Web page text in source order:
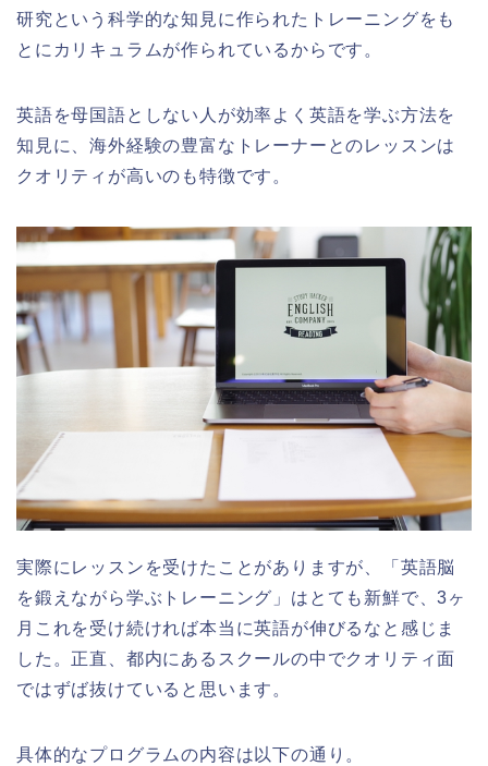
研究という科学的な知見に作られたトレーニングをも
とにカリキュラムが作られているからです。
英語を母国語としない人が効率よく英語を学ぶ方法を
知見に、海外経験の豊富なトレーナーとのレッスンは
クオリティが高いのも特徴です。
実際にレッスンを受けたことがありますが、「英語脳
を鍛えながら学ぶトレーニング」はとても新鮮で、3ヶ
月これを受け続ければ本当に英語が伸びるなと感じま
した。正直、都内にあるスクールの中でクオリティ面
ではずば抜けていると思います。
具体的なプログラムの内容は以下の通り。